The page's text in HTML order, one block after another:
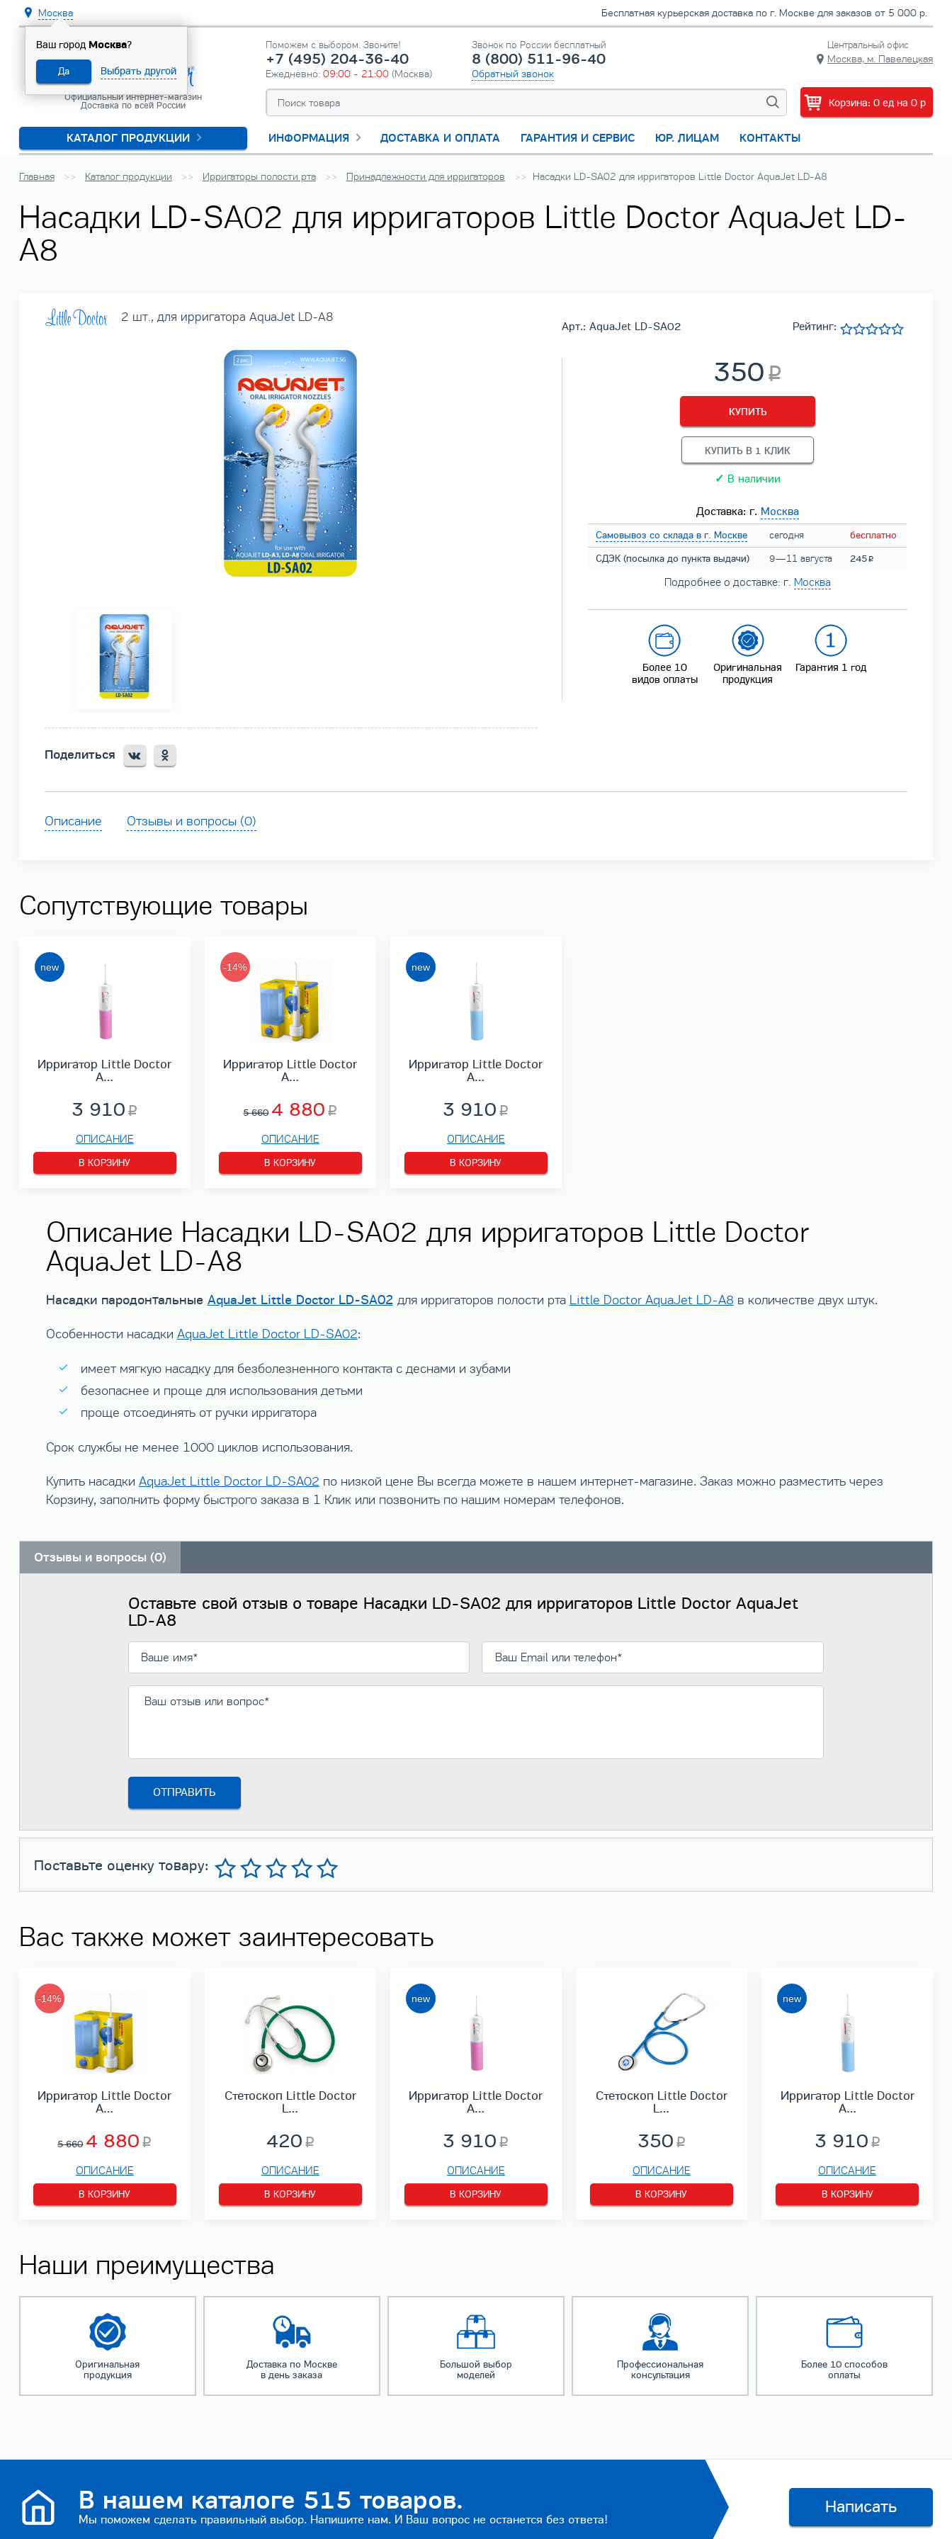
Москва
Ваш город Москва?
Да Выбрать другой
Бесплатная курьерская доставка по г. Москве для заказов от 5 000 р.
Официальный интернет-магазин
Доставка по всей России
Центральный офис
Москва, м. Павелецкая
Поможем с выбором. Звоните!
+7 (495) 204-36-40
Ежедневно:09:00 - 21:00 (Москва)
Звонок по России бесплатный
8 (800) 511-96-40
Обратный звонок
Корзина: 0 ед на 0 p
КАТАЛОГ ПРОДУКЦИИ ИНФОРМАЦИЯ ДОСТАВКА И ОПЛАТА ГАРАНТИЯ И СЕРВИС ЮР. ЛИЦАМ КОНТАКТЫ
Главная Каталог продукции Ирригаторы полости рта Принадлежности для ирригаторов Насадки LD-SA02 для ирригаторов Little Doctor AquaJet LD-A8
Насадки LD-SA02 для ирригаторов Little Doctor AquaJet LD-
A8
2 шт., для ирригатора AquaJet LD-A8
Поделиться
Арт.: AquaJet LD-SA02 Рейтинг:
350
КУПИТЬ
КУПИТЬ В 1 КЛИК
✓ В наличии
Доставка: г. Москва
Самовывоз со склада в г. Москве сегодня
бесплатно
СДЭК (посылка до пункта выдачи)
9 — 11 августа 245
Подробнее о доставке: г. Москва
Более 10
видов оплаты
Оригинальная
продукция
Гарантия 1 год
Описание Отзывы и вопросы (0)
Сопутствующие товары
Ирригатор Little Doctor
A…
3 910
ОПИСАНИЕ
В КОРЗИНУ
-14%
Ирригатор Little Doctor
A…
5 660 4 880
ОПИСАНИЕ
В КОРЗИНУ
Ирригатор Little Doctor
A…
3 910
ОПИСАНИЕ
В КОРЗИНУ
Описание Насадки LD-SA02 для ирригаторов Little Doctor
AquaJet LD-A8
Насадки пародонтальные AquaJet Little Doctor LD-SA02 для ирригаторов полости рта Little Doctor AquaJet LD-A8 в количестве двух штук.
Особенности насадки AquaJet Little Doctor LD-SA02:
имеет мягкую насадку для безболезненного контакта с деснами и зубами
безопаснее и проще для использования детьми
проще отсоединять от ручки ирригатора
Срок службы не менее 1000 циклов использования.
Купить насадки AquaJet Little Doctor LD-SA02 по низкой цене Вы всегда можете в нашем интернет-магазине. Заказ можно разместить через
Корзину, заполнить форму быстрого заказа в 1 Клик или позвонить по нашим номерам телефонов.
Отзывы и вопросы (0)
Оставьте свой отзыв о товаре Насадки LD-SA02 для ирригаторов Little Doctor AquaJet
LD-A8
Поставьте оценку товару:
Вас также может заинтересовать
-14%
Ирригатор Little Doctor
A…
5 660 4 880
ОПИСАНИЕ
В КОРЗИНУ
Стетоскоп Little Doctor
L…
420
ОПИСАНИЕ
В КОРЗИНУ
Ирригатор Little Doctor
A…
3 910
ОПИСАНИЕ
В КОРЗИНУ
Стетоскоп Little Doctor
L…
350
ОПИСАНИЕ
В КОРЗИНУ
Ирригатор Little Doctor
A…
3 910
ОПИСАНИЕ
В КОРЗИНУ
Наши преимущества
Оригинальная
продукция
Доставка по Москве
в день заказа
Большой выбор
моделей
Профессиональная
консультация
Более 10 способов
оплаты
В нашем каталоге 515 товаров.
Мы поможем сделать правильный выбор. Напишите нам. И Ваш вопрос не останется без ответа!
Написать